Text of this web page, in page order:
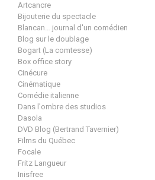
Artcancre
Bijouterie du spectacle
Blancan… journal d'un comédien
Blog sur le doublage
Bogart (La comtesse)
Box office story
Cinécure
Cinématique
Comédie italienne
Dans l'ombre des studios
Dasola
DVD Blog (Bertrand Tavernier)
Films du Québec
Focale
Fritz Langueur
Inisfree